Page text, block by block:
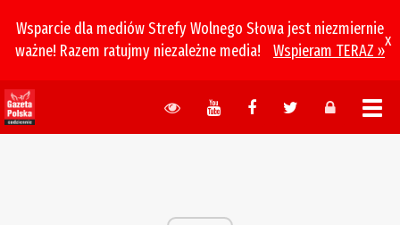
Wsparcie dla mediów Strefy Wolnego Słowa jest niezmiernie
ważne! Razem ratujmy niezależne media!
Wspieram TERAZ »
x